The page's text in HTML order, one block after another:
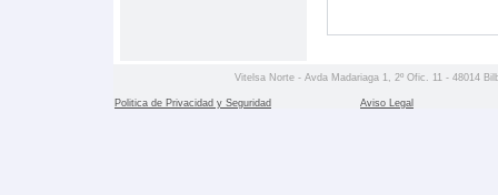
Vitelsa Norte - Avda Madariaga 1, 2º Ofic. 11 - 48014
Politica de Privacidad y Seguridad Aviso Legal